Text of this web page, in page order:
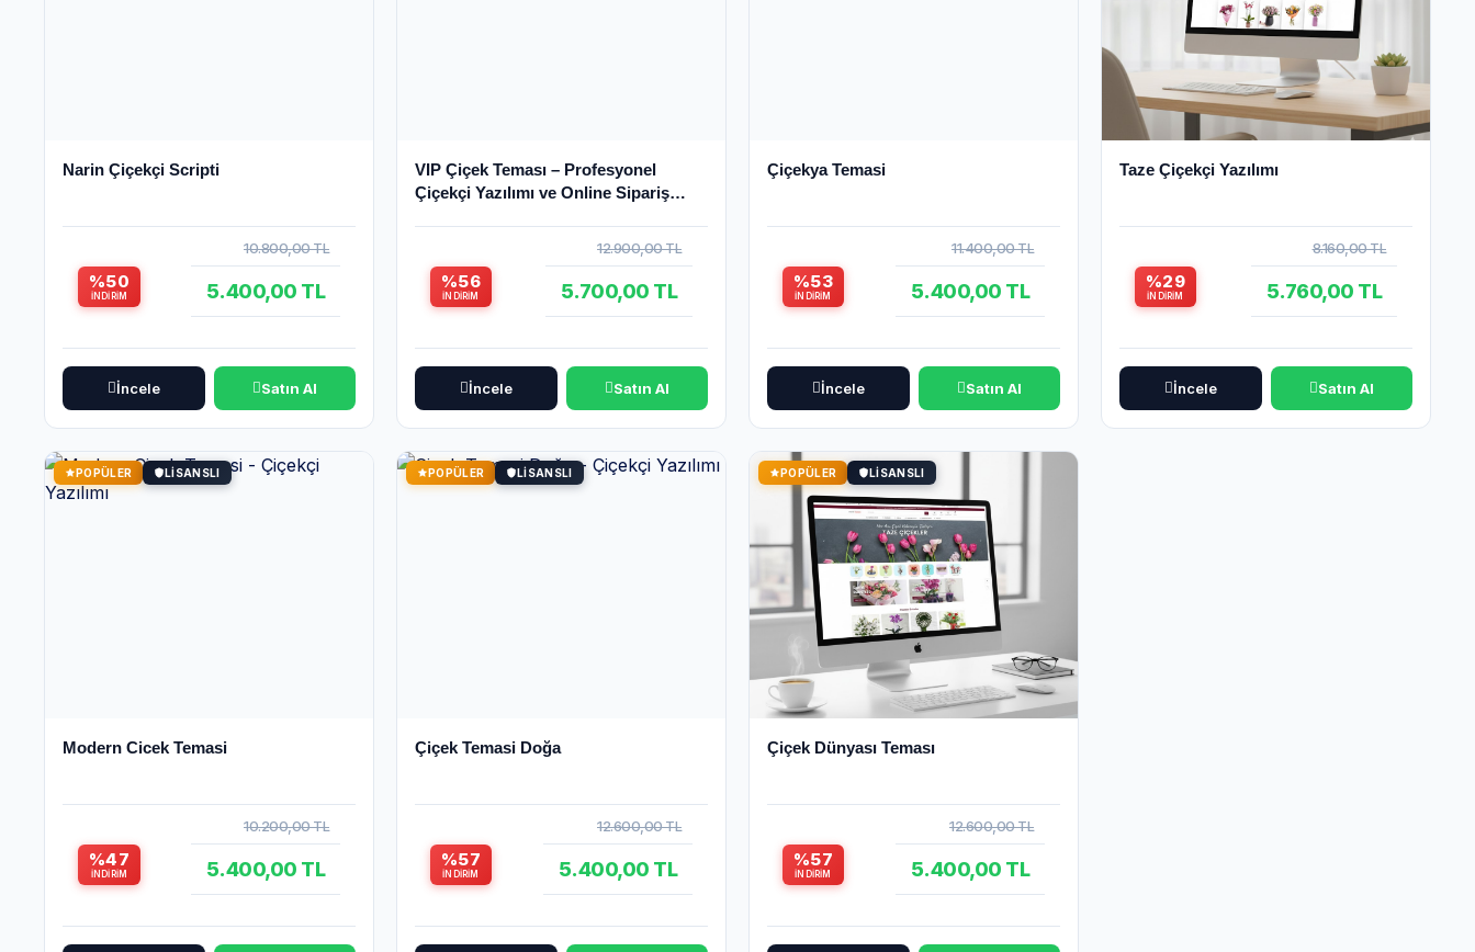
Narin Çiçekçi Scripti
%50
İNDIRIM
10.800,00 TL
5.400,00 TL
İncele Satın Al
VIP Çiçek Teması – Profesyonel
Çiçekçi Yazılımı ve Online Sipariş
%56
İNDIRIM
12.900,00 TL
5.700,00 TL
İncele Satın Al
Çiçekya Temasi
%53
İNDIRIM
11.400,00 TL
5.400,00 TL
İncele Satın Al
Taze Çiçekçi Yazılımı
%29
İNDIRIM
8.160,00 TL
5.760,00 TL
İncele Satın Al
POPÜLER LISANSLI
Modern Cicek Temasi
%47
İNDIRIM
10.200,00 TL
5.400,00 TL
POPÜLER LISANSLI
Çiçek Temasi Doğa
%57
İNDIRIM
12.600,00 TL
5.400,00 TL
POPÜLER LISANSLI
Çiçek Dünyası Teması
%57
İNDIRIM
12.600,00 TL
5.400,00 TL